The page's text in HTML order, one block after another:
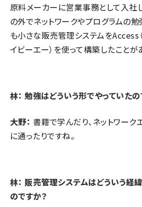
原料メーカーに営業事務として入社
の外でネットワークやプログラムの勉
も小さな販売管理システムをAccess（
イビーエー）を使って構築したことが
林： 勉強はどういう形でやっていたの
大野： 書籍で学んだり、ネットワーク
に通ったりですね。
林： 販売管理システムはどういう経
のですか？